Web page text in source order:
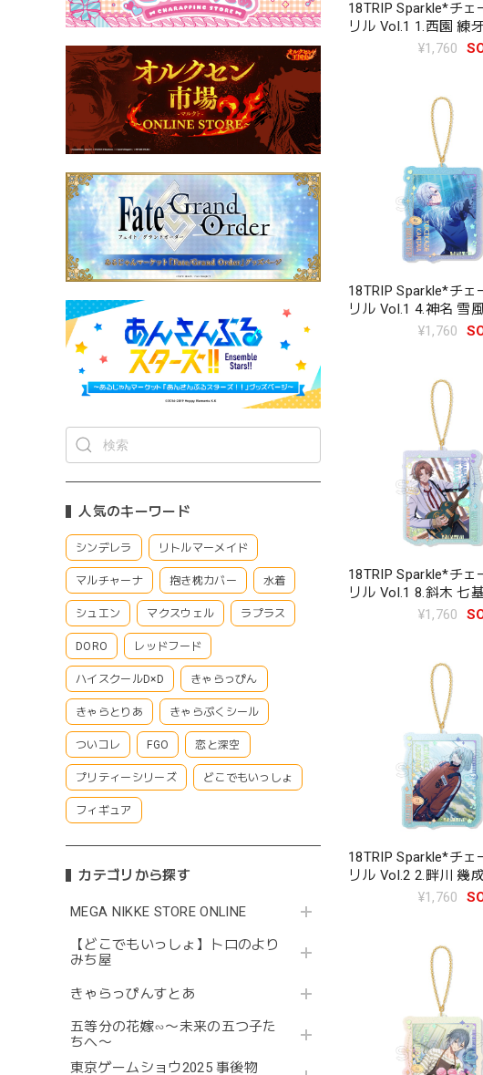
人気のキーワード
シンデレラ リトルマーメイド
マルチャーナ 抱き枕カバー 水着
シュエン マクスウェル ラプラス
DORO レッドフード
ハイスクールD×D きゃらっぴん
きゃらとりあ きゃらぷくシール
ついコレ FGO 恋と深空
プリティーシリーズ どこでもいっしょ
フィギュア
カテゴリから探す
MEGA NIKKE STORE ONLINE
【どこでもいっしょ】トロのより
みち屋
きゃらっぴんすとあ
五等分の花嫁∽〜未来の五つ子た
ちへ〜
東京ゲームショウ2025 事後物
18TRIP Sparkle*チェ
リル Vol.1 1.西園 練牙
¥1,760
18TRIP Sparkle*チェ
リル Vol.1 4.神名 雪
¥1,760
18TRIP Sparkle*チェ
リル Vol.1 8.斜木 七
¥1,760
18TRIP Sparkle*チェ
リル Vol.2 2.畔川 幾
¥1,760